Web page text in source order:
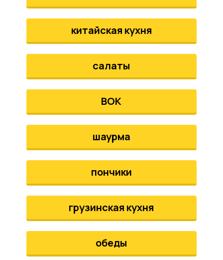
китайская кухня
салаты
ВОК
шаурма
пончики
грузинская кухня
обеды